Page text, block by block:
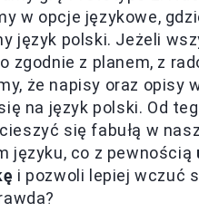
w opcje językowe,
język polski. Jeżeli
zgodnie z planem, z
że napisy oraz opisy
na język polski. Od
się fabułą w
języku, co z pewnością
i pozwoli lepiej wczuć